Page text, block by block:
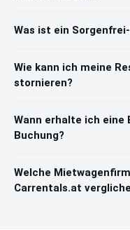
Was ist ein
Wie kann ich meine
stornieren?
Wann erhalte ich
Buchung?
Welche
Carrentals.at